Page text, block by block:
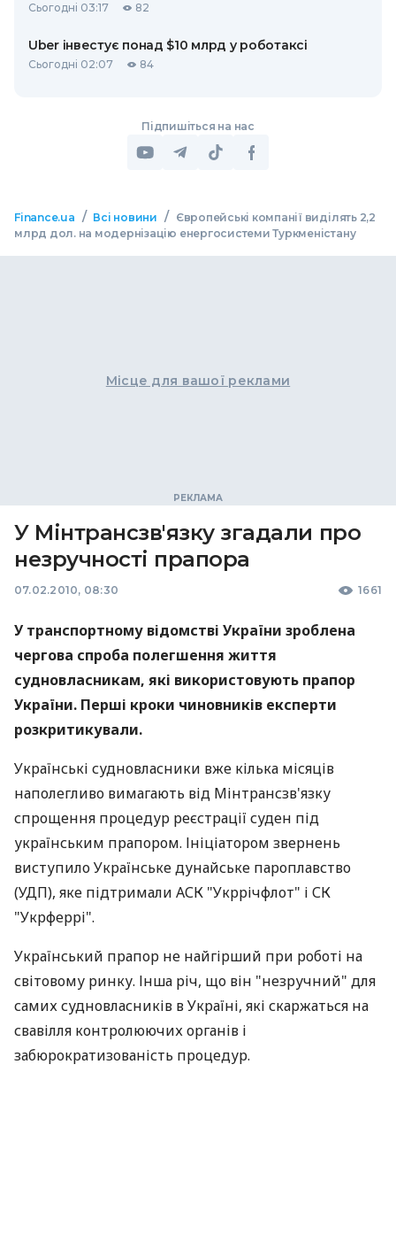
Сьогодні 03:17 82
Uber інвестує понад $10 млрд у роботаксі
Сьогодні 02:07 84
Підпишіться на нас
Finance.ua / Всі новини /
Європейські компанії виділять 2,2
млрд дол. на модернізацію енергосистеми Туркменістану
Місце для вашої реклами
У Мінтрансзв'язку згадали про
незручності прапора
07.02.2010, 08:30 1661
У транспортному відомстві України зроблена
чергова спроба полегшення життя
судновласникам, які використовують прапор
України. Перші кроки чиновників експерти
розкритикували.
Українські судновласники вже кілька місяців
наполегливо вимагають від Мінтрансзв'язку
спрощення процедур реєстрації суден під
українським прапором. Ініціатором звернень
виступило Українське дунайське пароплавство
(УДП), яке підтримали АСК "Укррічфлот" і СК
"Укрферрі".
Український прапор не найгірший при роботі на
світовому ринку. Інша річ, що він "незручний" для
самих судновласників в Україні, які скаржаться на
свавілля контролюючих органів і
забюрократизованість процедур.